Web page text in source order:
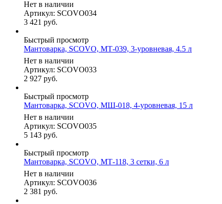
Нет в наличии
Артикул: SCOVO034
3 421 руб.
Быстрый просмотр
Мантоварка, SCOVO, МТ-039, 3-уровневая, 4.5 л
Нет в наличии
Артикул: SCOVO033
2 927 руб.
Быстрый просмотр
Мантоварка, SCOVO, МШ-018, 4-уровневая, 15 л
Нет в наличии
Артикул: SCOVO035
5 143 руб.
Быстрый просмотр
Мантоварка, SCOVO, МТ-118, 3 сетки, 6 л
Нет в наличии
Артикул: SCOVO036
2 381 руб.